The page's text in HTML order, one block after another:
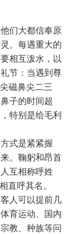
们大都信奉原
。每遇重大的
相互泼水，以
节：当遇到尊
磁鼻尖二三
子的时间超
特别是给毛利
式是紧紧握
。鞠躬和昂首
互相称呼姓
直呼其名。
人可以提前几
育运动、国内
教、种族等问